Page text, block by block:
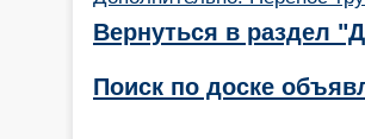
Вернуться в раздел
Поиск по доске